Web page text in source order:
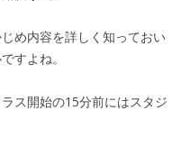
め内容を詳しく知っておい
すよね。
ス開始の15分前にはスタジ